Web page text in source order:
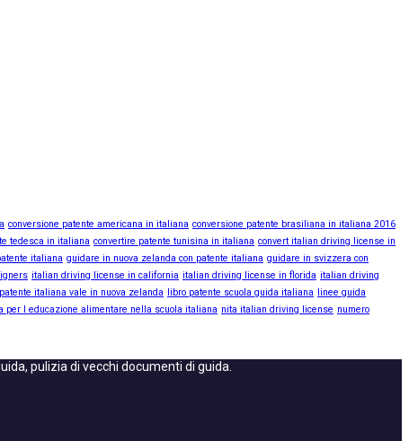
conversione patente americana in italiana conversione patente brasiliana in italiana 2016
tedesca in italiana convertire patente tunisina in italiana convert italian driving license in
italiana guidare in nuova zelanda con patente italiana guidare in svizzera con
italian driving license in california italian driving license in florida italian driving
italiana vale in nuova zelanda libro patente scuola guida italiana
linee guida
per l educazione alimentare nella scuola italiana nita italian driving license numero
pulizia di vecchi documenti di guida.